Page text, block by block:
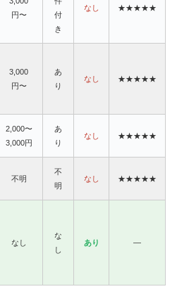
円〜
付
き
なし ★★★★★
3,000
円〜
あ
り
なし ★★★★★
2,000〜
3,000円
あ
り
なし ★★★★★
不明
不
明
なし ★★★★★
なし
な
し
あり —